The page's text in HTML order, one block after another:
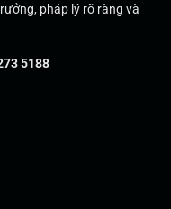
pháp lý rõ ràng và
5188